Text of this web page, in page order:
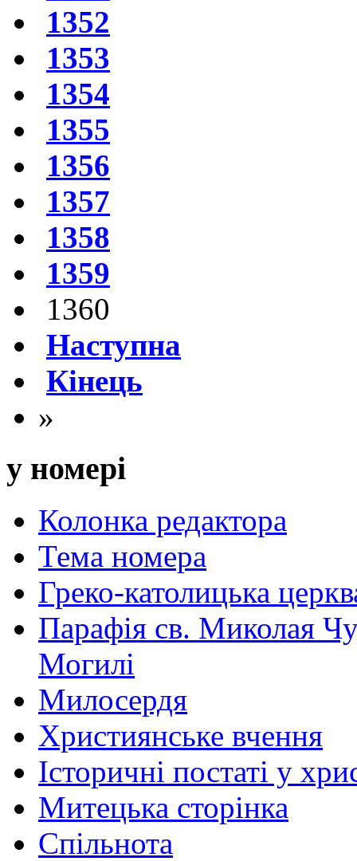
1352
1353
1354
1355
1356
1357
1358
1359
1360
Наступна
Кінець
»
у номері
Колонка редактора
Тема номера
Греко-католицька
Парафія св. Миколая
Могилі
Милосердя
Християнське вчення
Історичні постаті у
Митецька сторінка
Спільнота